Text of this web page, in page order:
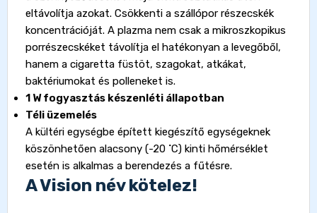
eltávolítja azokat. Csökkenti a szállópor részecskék
koncentrációját. A plazma nem csak a mikroszkopikus
porrészecskéket távolítja el hatékonyan a levegőből,
hanem a cigaretta füstöt, szagokat, atkákat,
baktériumokat és polleneket is.
1 W fogyasztás készenléti állapotban
Téli üzemelés
A kültéri egységbe épített kiegészítő egységeknek
köszönhetően alacsony (-20 ˚C) kinti hőmérséklet
esetén is alkalmas a berendezés a fűtésre.
A Vision név kötelez!